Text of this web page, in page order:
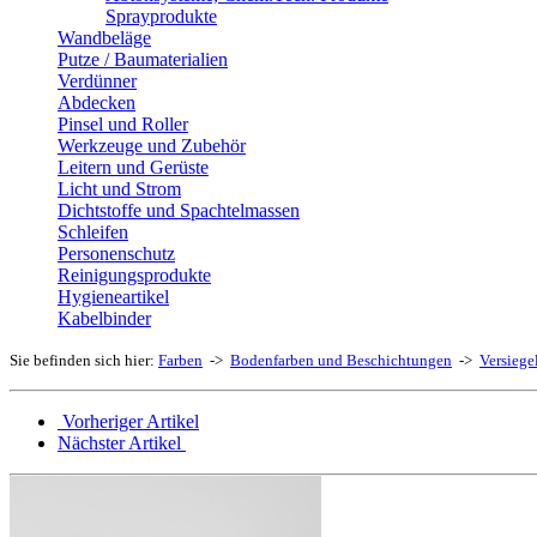
Sprayprodukte
Wandbeläge
Putze / Baumaterialien
Verdünner
Abdecken
Pinsel und Roller
Werkzeuge und Zubehör
Leitern und Gerüste
Licht und Strom
Dichtstoffe und Spachtelmassen
Schleifen
Personenschutz
Reinigungsprodukte
Hygieneartikel
Kabelbinder
Sie befinden sich hier: Farben -> Bodenfarben und Beschichtungen ->
Vorheriger Artikel
Nächster Artikel